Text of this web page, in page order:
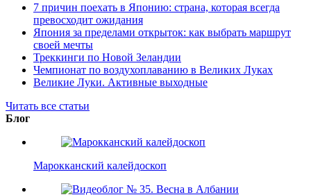
7 причин поехать в Японию: страна, которая всегда
превосходит ожидания
Япония за пределами открыток: как выбрать маршрут
своей мечты
Треккинги по Новой Зеландии
Чемпионат по воздухоплаванию в Великих Луках
Великие Луки. Активные выходные
Читать все статьи
Блог
Марокканский калейдоскоп